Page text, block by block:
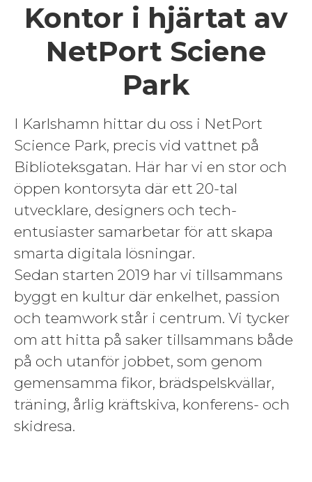
Kontor i hjärtat av
NetPort Sciene
Park
I Karlshamn hittar du oss i NetPort
Science Park, precis vid vattnet på
Biblioteksgatan. Här har vi en stor och
öppen kontorsyta där ett 20-tal
utvecklare, designers och tech-
entusiaster samarbetar för att skapa
smarta digitala lösningar.
Sedan starten 2019 har vi tillsammans
byggt en kultur där enkelhet, passion
och teamwork står i centrum. Vi tycker
om att hitta på saker tillsammans både
på och utanför jobbet, som genom
gemensamma fikor, brädspelskvällar,
träning, årlig kräftskiva, konferens- och
skidresa.